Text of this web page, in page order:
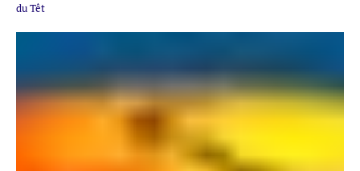
du Têt